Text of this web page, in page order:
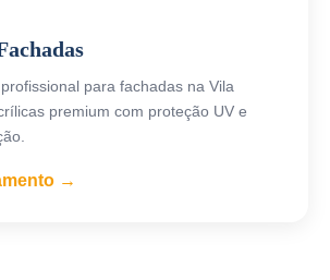
para fachadas na Vila
premium com proteção UV e
→